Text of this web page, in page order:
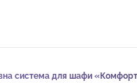
система для шафи